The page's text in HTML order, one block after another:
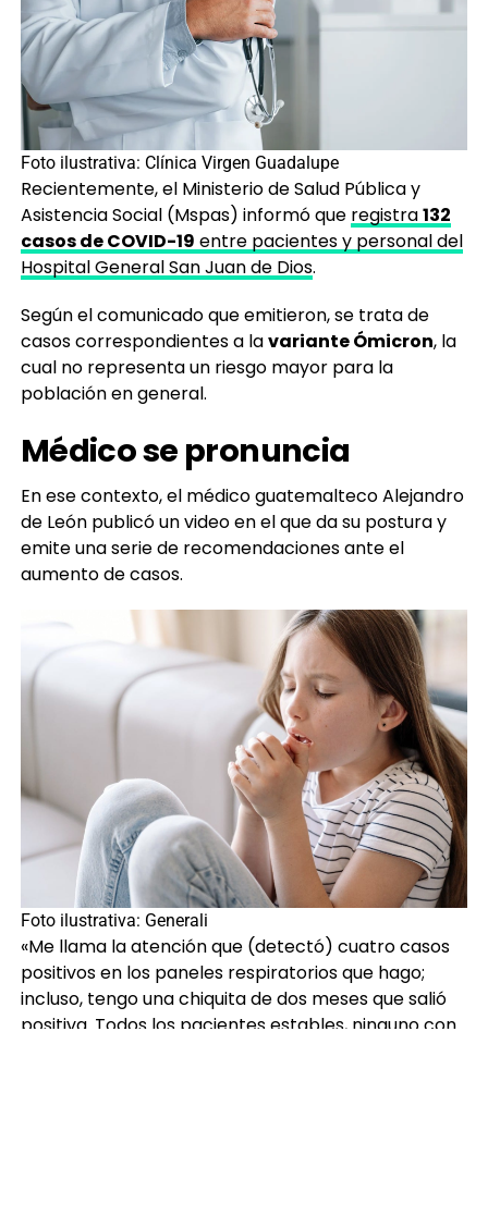
Foto ilustrativa: Clínica Virgen Guadalupe
Recientemente, el Ministerio de Salud Pública y
Asistencia Social (Mspas) informó que registra132
casos de COVID-19 entre pacientes y personal del
Hospital General San Juan de Dios.
Según el comunicado que emitieron, se trata de
casos correspondientes a lavariante Ómicron, la
cual no representa un riesgo mayor para la
población en general.
Médico se pronuncia
En ese contexto, el médico guatemalteco Alejandro
de León publicó un video en el que da su postura y
emite una serie de recomendaciones ante el
aumento de casos.
Foto ilustrativa: Generali
«Me llama la atención que (detectó) cuatro casos
positivos en los paneles respiratorios que hago;
incluso, tengo una chiquita de dos meses que salió
positiva. Todos los pacientes estables, ninguno con